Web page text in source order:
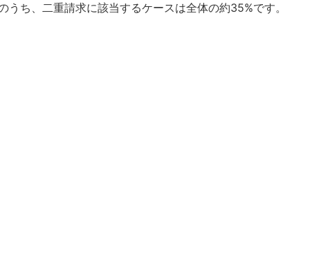
ち、二重請求に該当するケースは全体の約35%です。